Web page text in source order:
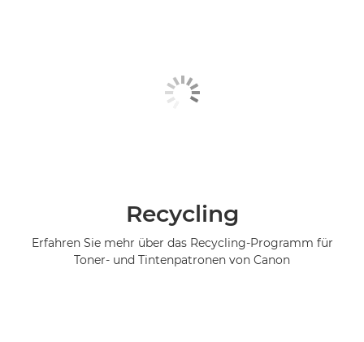
Recycling
Erfahren Sie mehr über das Recycling-Programm für
Toner- und Tintenpatronen von Canon